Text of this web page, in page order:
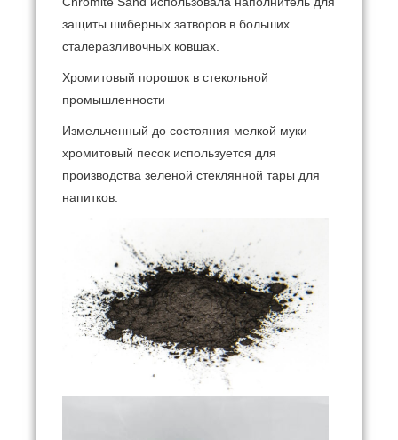
защиты шиберных затворов в больших
сталеразливочных ковшах.
Хромитовый порошок в стекольной
промышленности
Измельченный до состояния мелкой муки
хромитовый песок используется для
производства зеленой стеклянной тары для
напитков.